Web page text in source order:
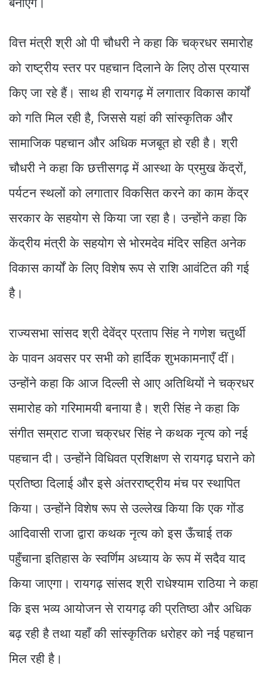
वित्त मंत्री श्री ओ पी चौधरी ने कहा कि चक्रधर समारोह
को राष्ट्रीय स्तर पर पहचान दिलाने के लिए ठोस प्रयास
किए जा रहे हैं। साथ ही रायगढ़ में लगातार विकास कार्यों
को गति मिल रही है, जिससे यहां की सांस्कृतिक और
सामाजिक पहचान और अधिक मजबूत हो रही है। श्री
चौधरी ने कहा कि छत्तीसगढ़ में आस्था के प्रमुख केंद्रों,
पर्यटन स्थलों को लगातार विकसित करने का काम केंद्र
सरकार के सहयोग से किया जा रहा है। उन्होंने कहा कि
केंद्रीय मंत्री के सहयोग से भोरमदेव मंदिर सहित अनेक
विकास कार्यों के लिए विशेष रूप से राशि आवंटित की गई
है।
राज्यसभा सांसद श्री देवेंद्र प्रताप सिंह ने गणेश चतुर्थी
के पावन अवसर पर सभी को हार्दिक शुभकामनाएँ दीं।
उन्होंने कहा कि आज दिल्ली से आए अतिथियों ने चक्रधर
समारोह को गरिमामयी बनाया है। श्री सिंह ने कहा कि
संगीत सम्राट राजा चक्रधर सिंह ने कथक नृत्य को नई
पहचान दी। उन्होंने विधिवत प्रशिक्षण से रायगढ़ घराने को
प्रतिष्ठा दिलाई और इसे अंतरराष्ट्रीय मंच पर स्थापित
किया। उन्होंने विशेष रूप से उल्लेख किया कि एक गोंड
आदिवासी राजा द्वारा कथक नृत्य को इस ऊँचाई तक
पहुँचाना इतिहास के स्वर्णिम अध्याय के रूप में सदैव याद
किया जाएगा। रायगढ़ सांसद श्री राधेश्याम राठिया ने कहा
कि इस भव्य आयोजन से रायगढ़ की प्रतिष्ठा और अधिक
बढ़ रही है तथा यहाँ की सांस्कृतिक धरोहर को नई पहचान
मिल रही है।